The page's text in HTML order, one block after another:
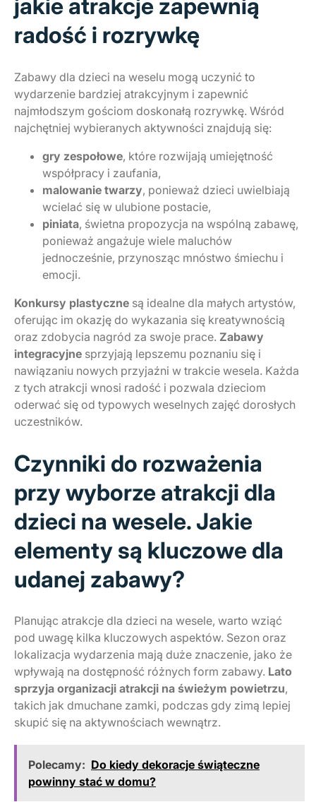
jakie atrakcje zapewnią
radość i rozrywkę
Zabawy dla dzieci na weselu mogą uczynić to
wydarzenie bardziej atrakcyjnym i zapewnić
najmłodszym gościom doskonałą rozrywkę. Wśród
najchętniej wybieranych aktywności znajdują się:
gry zespołowe, które rozwijają umiejętność
współpracy i zaufania,
malowanie twarzy, ponieważ dzieci uwielbiają
wcielać się w ulubione postacie,
piniata, świetna propozycja na wspólną zabawę,
ponieważ angażuje wiele maluchów
jednocześnie, przynosząc mnóstwo śmiechu i
emocji.
Konkursy plastyczne są idealne dla małych artystów,
oferując im okazję do wykazania się kreatywnością
oraz zdobycia nagród za swoje prace. Zabawy
integracyjne sprzyjają lepszemu poznaniu się i
nawiązaniu nowych przyjaźni w trakcie wesela. Każda
z tych atrakcji wnosi radość i pozwala dzieciom
oderwać się od typowych weselnych zajęć dorosłych
uczestników.
Czynniki do rozważenia
przy wyborze atrakcji dla
dzieci na wesele. Jakie
elementy są kluczowe dla
udanej zabawy?
Planując atrakcje dla dzieci na wesele, warto wziąć
pod uwagę kilka kluczowych aspektów. Sezon oraz
lokalizacja wydarzenia mają duże znaczenie, jako że
wpływają na dostępność różnych form zabawy. Lato
sprzyja organizacji atrakcji na świeżym powietrzu,
takich jak dmuchane zamki, podczas gdy zimą lepiej
skupić się na aktywnościach wewnątrz.
Polecamy: Do kiedy dekoracje świąteczne
powinny stać w domu?